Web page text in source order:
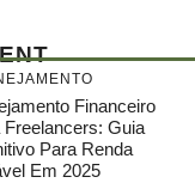
Financeiro
Freelancers: Guia
Para Renda
Em 2025